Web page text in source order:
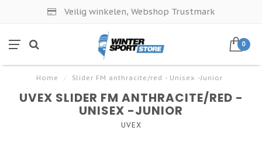
Veilig winkelen, Webshop Trustmark
0
Home / Slider FM anthracite/red - Unisex -Junior
UVEX SLIDER FM ANTHRACITE/RED -
UNISEX -JUNIOR
UVEX